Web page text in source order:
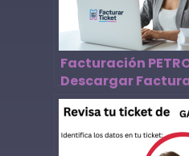
Facturación PETRO
Descargar